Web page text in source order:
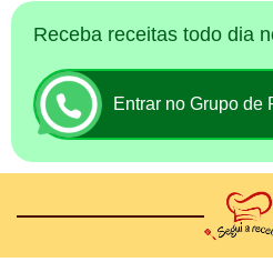
Receba receitas todo dia
Entrar no Grupo de